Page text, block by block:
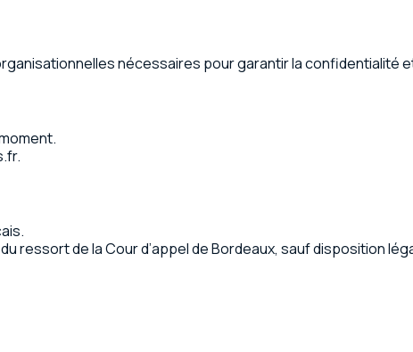
nécessaires pour garantir la confidentialité
.
ressort de la Cour d’appel de Bordeaux, sauf disposition